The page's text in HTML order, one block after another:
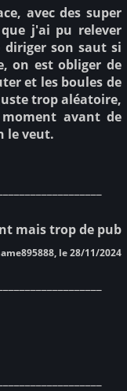
avec des super
j'ai pu relever
diriger son saut si
on est obliger de
et les boules de
trop aléatoire,
avant de
le veut.
mais trop de pub
le 28/11/2024